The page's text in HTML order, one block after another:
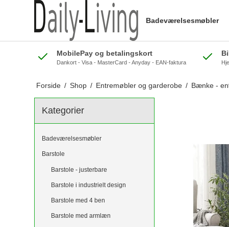
Badeværelsesmøbler
MobilePay og betalingskort
Dankort - Visa - MasterCard - Anyday - EAN-faktura
Forside / Shop / Entremøbler og garderobe / Bænke -
Kategorier
Badeværelsesmøbler
Barstole
Barstole - justerbare
Barstole i industrielt design
Barstole med 4 ben
Barstole med armlæn